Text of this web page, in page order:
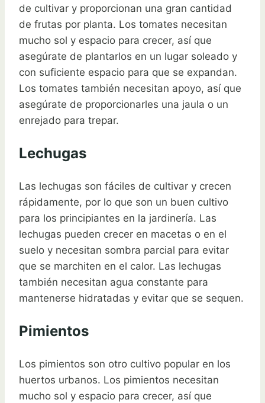
de cultivar y proporcionan una gran cantidad
de frutas por planta. Los tomates necesitan
mucho sol y espacio para crecer, así que
asegúrate de plantarlos en un lugar soleado y
con suficiente espacio para que se expandan.
Los tomates también necesitan apoyo, así que
asegúrate de proporcionarles una jaula o un
enrejado para trepar.
Lechugas
Las lechugas son fáciles de cultivar y crecen
rápidamente, por lo que son un buen cultivo
para los principiantes en la jardinería. Las
lechugas pueden crecer en macetas o en el
suelo y necesitan sombra parcial para evitar
que se marchiten en el calor. Las lechugas
también necesitan agua constante para
mantenerse hidratadas y evitar que se sequen.
Pimientos
Los pimientos son otro cultivo popular en los
huertos urbanos. Los pimientos necesitan
mucho sol y espacio para crecer, así que